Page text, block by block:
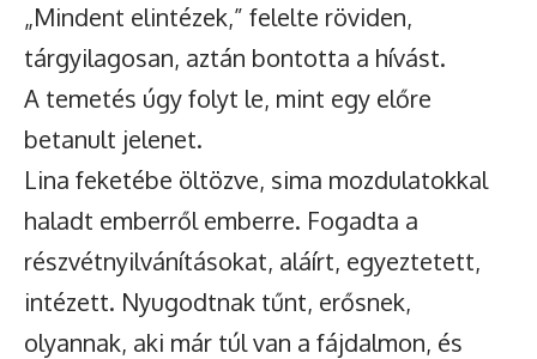
„Mindent elintézek,” felelte röviden,
tárgyilagosan, aztán bontotta a hívást.
A temetés úgy folyt le, mint egy előre
betanult jelenet.
Lina feketébe öltözve, sima mozdulatokkal
haladt emberről emberre. Fogadta a
részvétnyilvánításokat, aláírt, egyeztetett,
intézett. Nyugodtnak tűnt, erősnek,
olyannak, aki már túl van a fájdalmon, és